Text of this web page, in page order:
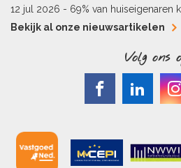
kopers
12 jul 2026 - 69% van huiseigenaren
hypotheekaflossing
Bekijk al onze nieuwsartikelen
Volg ons